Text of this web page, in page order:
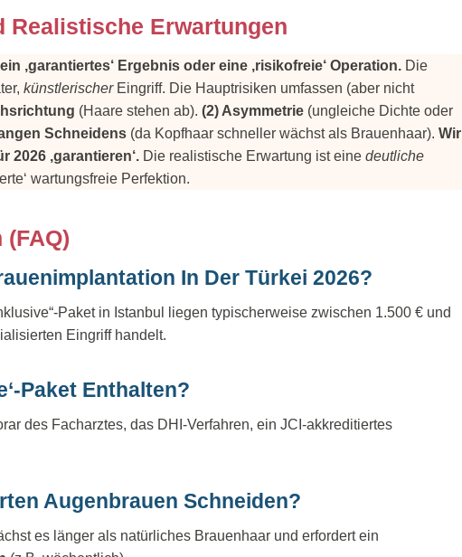
Realistische Erwartungen
‚garantiertes‘ Ergebnis oder eine ‚risikofreie‘ Operation. Die
künstlerischerEingriff. Die Hauptrisiken umfassen (aber nicht
(Haare stehen ab). (2) Asymmetrie (ungleiche Dichte oder
Schneidens (da Kopfhaar schneller wächst als Brauenhaar). Wir
‚garantieren‘. Die realistische Erwartung ist eine deutliche
wartungsfreie Perfektion.
In Der Türkei 2026?
Paket in Istanbul liegen typischerweise zwischen 1.500 € und
Eingriff handelt.
Paket Enthalten?
des Facharztes, das DHI-Verfahren, ein JCI-akkreditiertes
Augenbrauen Schneiden?
es länger als natürliches Brauenhaar und erfordert ein